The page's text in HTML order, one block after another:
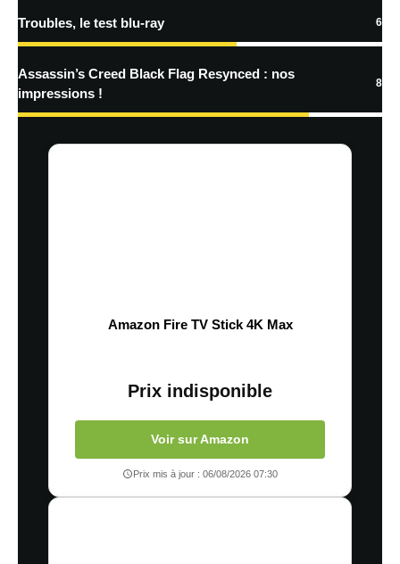
Troubles, le test blu-ray 6
Assassin’s Creed Black Flag Resynced : nos
impressions !
8
Amazon Fire TV Stick 4K Max
Prix indisponible
Voir sur Amazon
Prix mis à jour : 06/08/2026 07:30